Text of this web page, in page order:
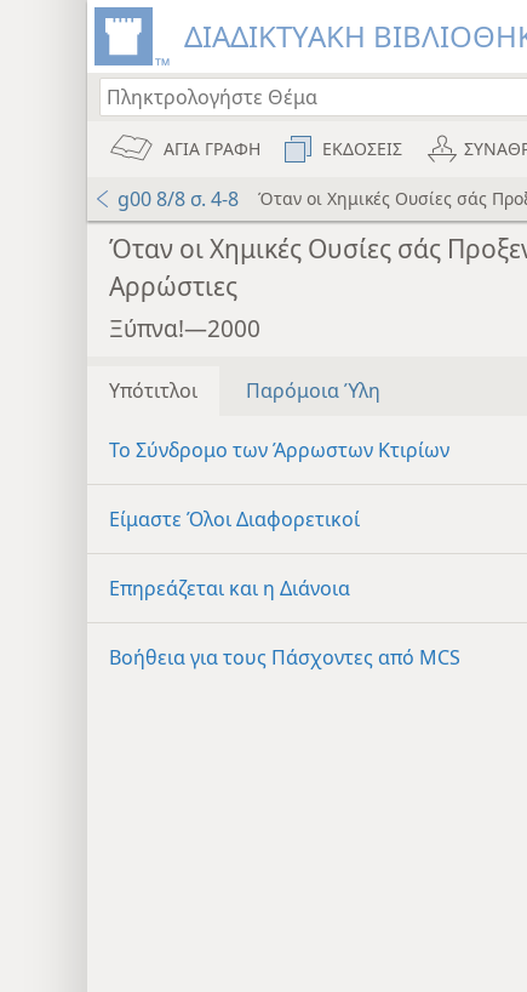
ΔΙΑΔΙΚΤΥΑΚΗ
ΑΓΙΑ ΓΡΑΦΗ ΕΚΔΟΣΕΙΣ
g00 8/8 σ. 4-8 Όταν οι Χημικές Ουσίες σάς
Όταν οι Χημικές Ουσίες σάς
Αρρώστιες
Ξύπνα!—2000
Υπότιτλοι Παρόμοια Ύλη
Το Σύνδρομο των Άρρωστων Κτιρίων
Είμαστε Όλοι Διαφορετικοί
Επηρεάζεται και η Διάνοια
Βοήθεια για τους Πάσχοντες από MCS